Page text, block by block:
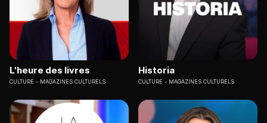
L'heure des livres
CULTURE MAGAZINES CULTURELS
Historia
CULTURE MAGAZINES CULTURELS